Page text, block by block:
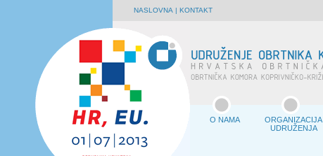
NASLOVNA | KONTAKT
O NAMA
ORGANIZACIJA
UDRUŽENJA